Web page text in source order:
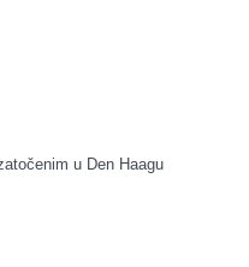
u Den Haagu